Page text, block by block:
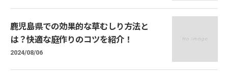
鹿児島県での効果的な草むしり方法と
は？快適な庭作りのコツを紹介！
2024/08/06